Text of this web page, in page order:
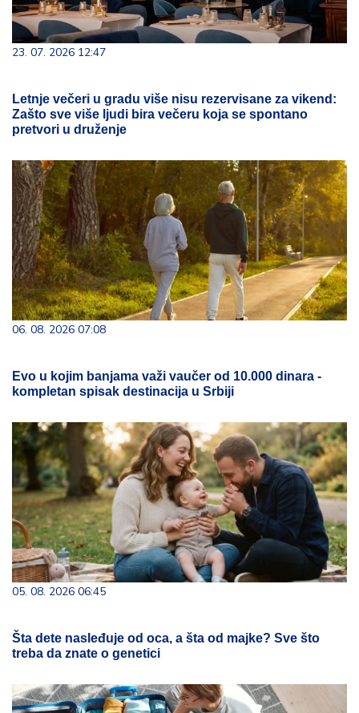
23. 07. 2026 12:47
Letnje večeri u gradu više nisu rezervisane za vikend:
Zašto sve više ljudi bira večeru koja se spontano
pretvori u druženje
06. 08. 2026 07:08
Evo u kojim banjama važi vaučer od 10.000 dinara -
kompletan spisak destinacija u Srbiji
05. 08. 2026 06:45
Šta dete nasleđuje od oca, a šta od majke? Sve što
treba da znate o genetici